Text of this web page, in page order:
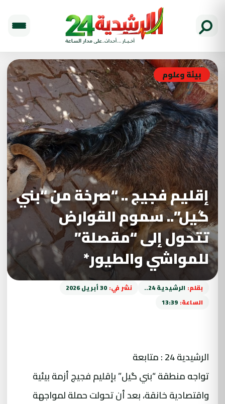
بيئة وعلوم
إقليم فجيج .. “صرخة من “بني
گيل”.. سموم القوارض
تتحول إلى “مقصلة”
للمواشي والطيور*
بقلم: الرشيدية 24.. نشر في: 30 أبريل 2026
الساعة: 13:39
الرشيدية 24 : متابعة
تواجه منطقة “بني گيل” بإقليم فجيج أزمة بيئية
واقتصادية خانقة، بعد أن تحولت حملة لمواجهة